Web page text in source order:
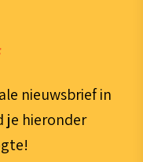
nieuwsbrief in
je hieronder